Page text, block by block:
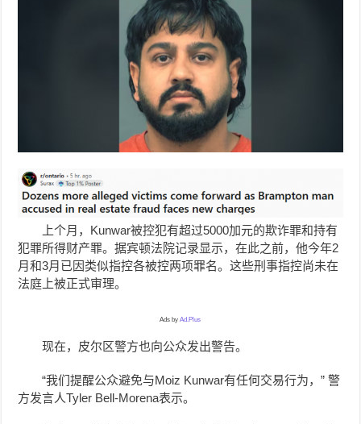
上个月，Kunwar被控犯有超过5000加元的欺诈罪和持有
犯罪所得财产罪。据宾顿法院记录显示，在此之前，他今年2
月和3月已因类似指控各被控两项罪名。这些刑事指控尚未在
法庭上被正式审理。
Ads byAd.Plus
现在，皮尔区警方也向公众发出警告。
“我们提醒公众避免与Moiz Kunwar有任何交易行为，” 警
方发言人Tyler Bell-Morena表示。